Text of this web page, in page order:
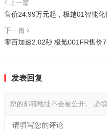
上一篇
售价24.99万元起，极越01智能化
下一篇
零百加速2.02秒 极氪001FR售价
发表回复
您的邮箱地址不会被公开。 必